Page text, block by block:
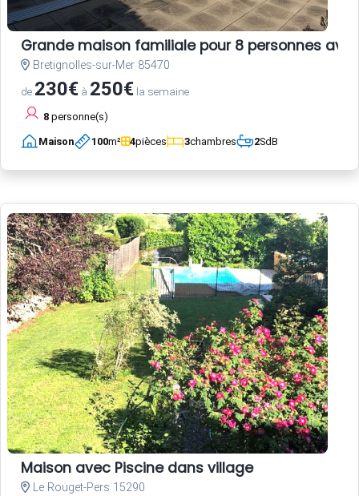
Grande maison familiale pour 8 personnes
Bretignolles-sur-Mer 85470
de 230€ à 250€ la semaine
8 personne(s)
Maison 100m² 4pièces 3chambres 2SdB
Maison avec Piscine dans village
Le Rouget-Pers 15290